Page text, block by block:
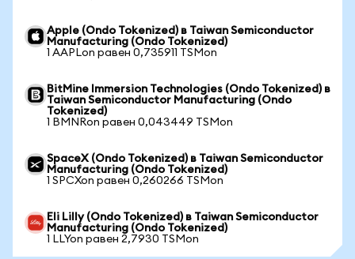
Apple (Ondo Tokenized) в Taiwan Semiconductor
Manufacturing (Ondo Tokenized)
1 AAPLon равен 0,735911 TSMon
BitMine Immersion Technologies (Ondo Tokenized) в
Taiwan Semiconductor Manufacturing (Ondo
Tokenized)
1 BMNRon равен 0,043449 TSMon
SpaceX (Ondo Tokenized) в Taiwan Semiconductor
Manufacturing (Ondo Tokenized)
1 SPCXon равен 0,260266 TSMon
Eli Lilly (Ondo Tokenized) в Taiwan Semiconductor
Manufacturing (Ondo Tokenized)
1 LLYon равен 2,7930 TSMon